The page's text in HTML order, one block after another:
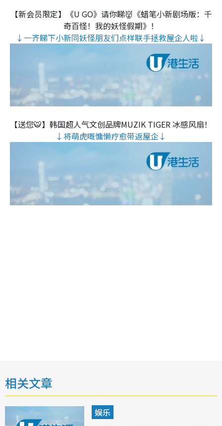
【新会员限定】《U GO》请你睇👹《蜡笔小新剧场版：千
奇百怪！我的妖怪假期》！
↓一齐睇下小新同妖怪朋友们点样联手拯救屋企人啦↓
【送您🐯】韩国超人气文创品牌MUZIK TIGER 冰感风扇！
↓将萌虎嘅慵懒疗愈带返屋企↓
相关文章
娱乐